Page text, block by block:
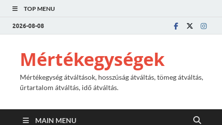
TOP MENU
2026-08-08
Mértékegységek
Mértékegység átváltások, hosszúság átváltás, tömeg átváltás,
űrtartalom átváltás, idő átváltás.
MAIN MENU